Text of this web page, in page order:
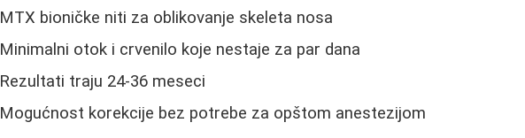
MTX bioničke niti za oblikovanje skeleta nosa
Minimalni otok i crvenilo koje nestaje za par dana
Rezultati traju 24-36 meseci
Mogućnost korekcije bez potrebe za opštom anestezijom